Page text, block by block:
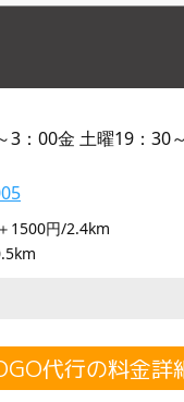
3：00金 土曜19：30
1500円/2.4km
代行の料金詳